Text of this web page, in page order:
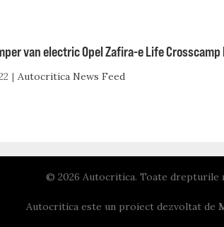
van electric Opel Zafira-e Life Crosscamp
Autocritica News Feed
© 2026 Autocritica. Toate drepturile
Autocritica este un proiect dezvoltat de